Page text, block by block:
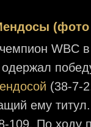
(фото
WBC
(38-7-
ему титул.
109. По ходу